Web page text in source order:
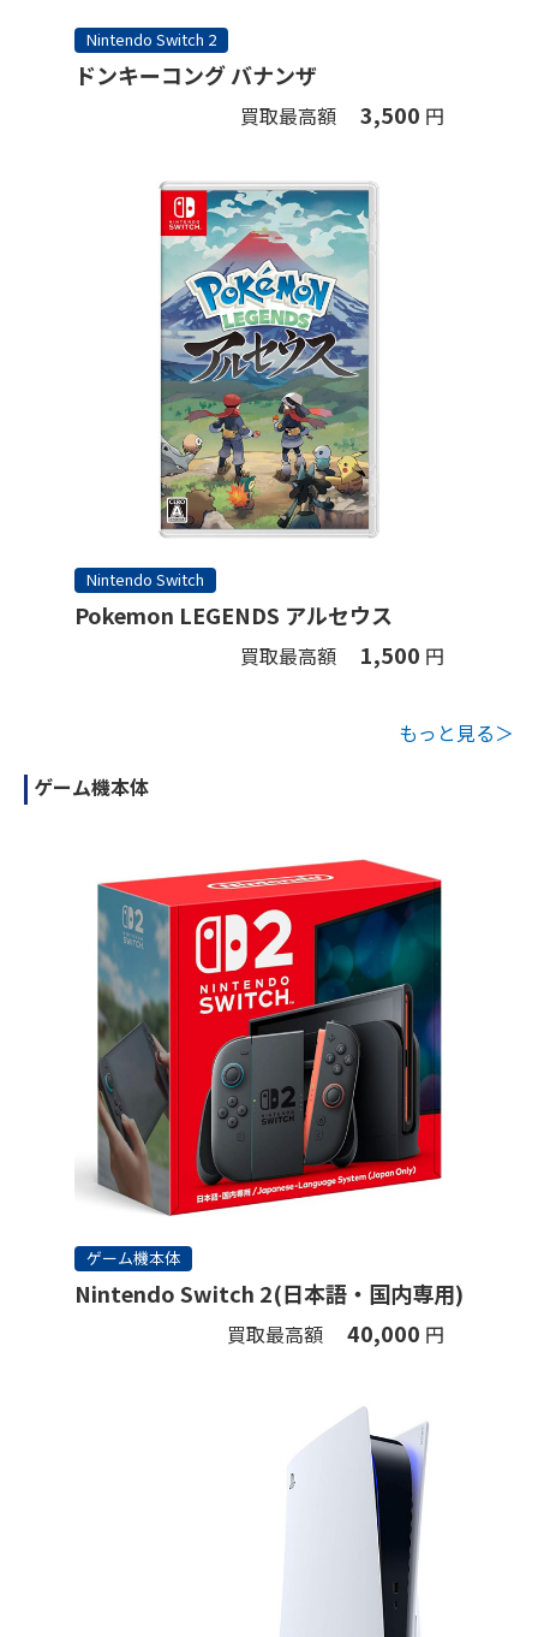
Nintendo Switch 2
ドンキーコング バナンザ
買取最高額 3,500 円
Nintendo Switch
Pokemon LEGENDS アルセウス
買取最高額 1,500 円
もっと見る＞
ゲーム機本体
ゲーム機本体
Nintendo Switch 2(日本語・国内専用)
買取最高額 40,000 円